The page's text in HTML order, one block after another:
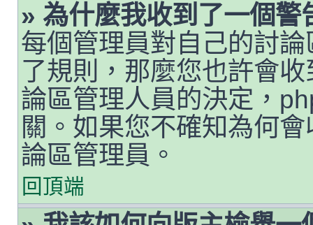
» 為什麼我收到了一個警
每個管理員對自己的討
了規則，那麼您也許會
論區管理人員的決定，
關。如果您不確知為何
論區管理員。
回頂端